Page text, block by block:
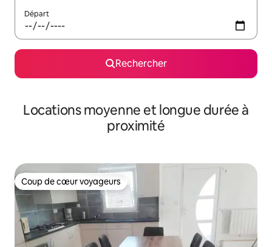
Départ
Rechercher
Locations moyenne et longue durée à
proximité
Coup de cœur voyageurs
Coup de cœur voyageurs